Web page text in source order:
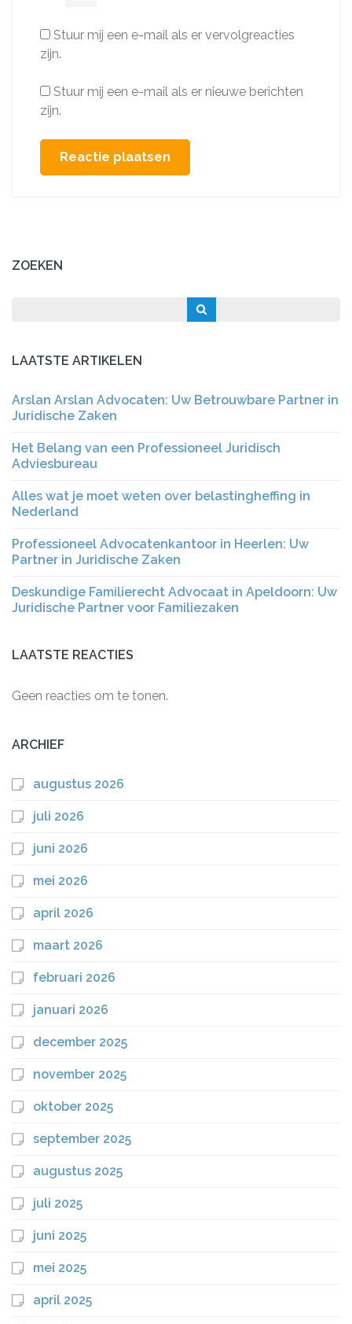
Stuur mij een e-mail als er vervolgreacties
zijn.
Stuur mij een e-mail als er nieuwe berichten
zijn.
ZOEKEN
LAATSTE ARTIKELEN
Arslan Arslan Advocaten: Uw Betrouwbare Partner in
Juridische Zaken
Het Belang van een Professioneel Juridisch
Adviesbureau
Alles wat je moet weten over belastingheffing in
Nederland
Professioneel Advocatenkantoor in Heerlen: Uw
Partner in Juridische Zaken
Deskundige Familierecht Advocaat in Apeldoorn: Uw
Juridische Partner voor Familiezaken
LAATSTE REACTIES
Geen reacties om te tonen.
ARCHIEF
augustus 2026
juli 2026
juni 2026
mei 2026
april 2026
maart 2026
februari 2026
januari 2026
december 2025
november 2025
oktober 2025
september 2025
augustus 2025
juli 2025
juni 2025
mei 2025
april 2025